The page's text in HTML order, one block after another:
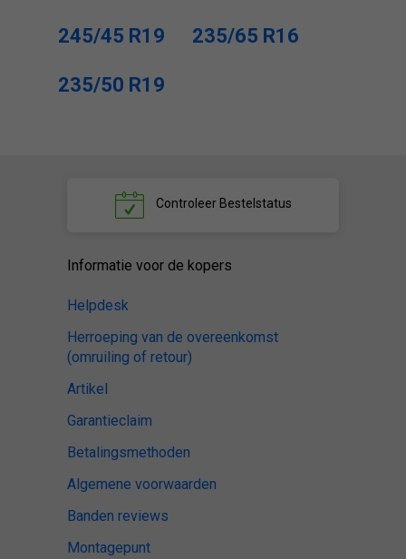
245/45 R19 235/65 R16
235/50 R19
ControleerBestelstatus
Informatie voor de kopers
Helpdesk
Herroeping van de overeenkomst
(omruiling of retour)
Artikel
Garantieclaim
Betalingsmethoden
Algemene voorwaarden
Banden reviews
Montagepunt